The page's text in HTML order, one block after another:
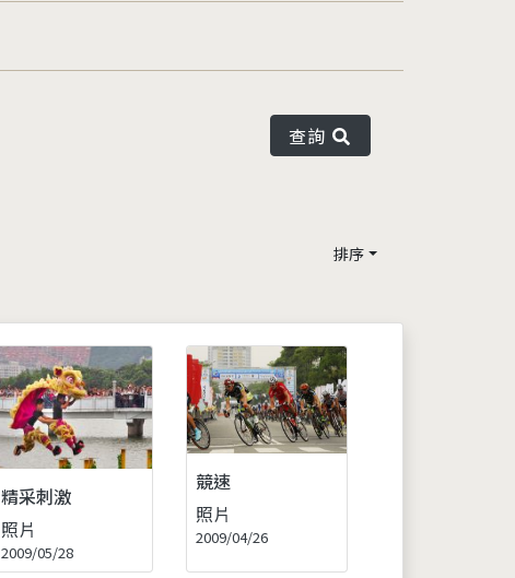
查詢
排序
精采刺激
照片
2009/05/28
競速
照片
2009/04/26